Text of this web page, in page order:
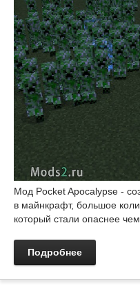
Мод Pocket Apocalypse -
в майнкрафт, большое
который стали опаснее
Подробнее